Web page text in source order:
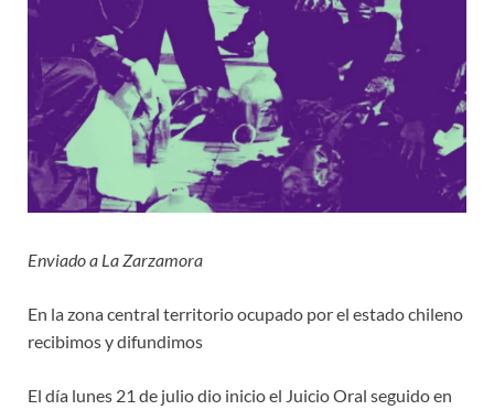
Enviado a La Zarzamora
En la zona central territorio ocupado por el estado chileno
recibimos y difundimos
El día lunes 21 de julio dio inicio el Juicio Oral seguido en